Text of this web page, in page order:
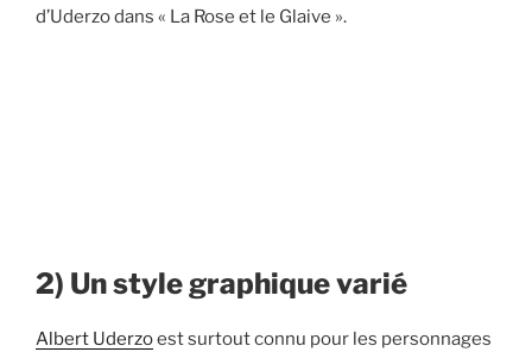
d’Uderzo dans « La Rose et le Glaive ».
2) Un style graphique varié
Albert Uderzoest surtout connu pour les personnages